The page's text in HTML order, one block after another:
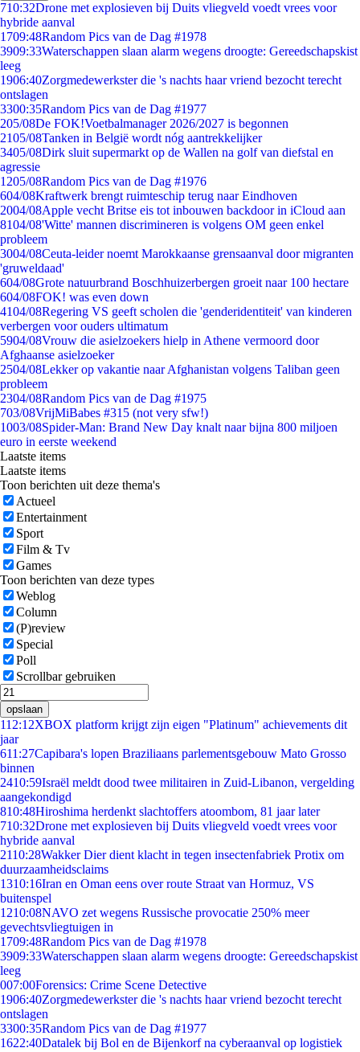
710:32Drone met explosieven bij Duits vliegveld voedt vrees voor
hybride aanval
1709:48Random Pics van de Dag #1978
3909:33Waterschappen slaan alarm wegens droogte: Gereedschapskist
leeg
1906:40Zorgmedewerkster die 's nachts haar vriend bezocht terecht
ontslagen
3300:35Random Pics van de Dag #1977
205/08De FOK!Voetbalmanager 2026/2027 is begonnen
2105/08Tanken in België wordt nóg aantrekkelijker
3405/08Dirk sluit supermarkt op de Wallen na golf van diefstal en
agressie
1205/08Random Pics van de Dag #1976
604/08Kraftwerk brengt ruimteschip terug naar Eindhoven
2004/08Apple vecht Britse eis tot inbouwen backdoor in iCloud aan
8104/08'Witte' mannen discrimineren is volgens OM geen enkel
probleem
3004/08Ceuta-leider noemt Marokkaanse grensaanval door migranten
'gruweldaad'
604/08Grote natuurbrand Boschhuizerbergen groeit naar 100 hectare
604/08FOK! was even down
4104/08Regering VS geeft scholen die 'genderidentiteit' van kinderen
verbergen voor ouders ultimatum
5904/08Vrouw die asielzoekers hielp in Athene vermoord door
Afghaanse asielzoeker
2504/08Lekker op vakantie naar Afghanistan volgens Taliban geen
probleem
2304/08Random Pics van de Dag #1975
703/08VrijMiBabes #315 (not very sfw!)
1003/08Spider-Man: Brand New Day knalt naar bijna 800 miljoen
euro in eerste weekend
Laatste items
Laatste items
Toon berichten uit deze thema's
Actueel
Entertainment
Sport
Film & Tv
Games
Toon berichten van deze types
Weblog
Column
(P)review
Special
Poll
Scrollbar gebruiken
opslaan
112:12XBOX platform krijgt zijn eigen "Platinum" achievements dit
jaar
611:27Capibara's lopen Braziliaans parlementsgebouw Mato Grosso
binnen
2410:59Israël meldt dood twee militairen in Zuid-Libanon, vergelding
aangekondigd
810:48Hiroshima herdenkt slachtoffers atoombom, 81 jaar later
710:32Drone met explosieven bij Duits vliegveld voedt vrees voor
hybride aanval
2110:28Wakker Dier dient klacht in tegen insectenfabriek Protix om
duurzaamheidsclaims
1310:16Iran en Oman eens over route Straat van Hormuz, VS
buitenspel
1210:08NAVO zet wegens Russische provocatie 250% meer
gevechtsvliegtuigen in
1709:48Random Pics van de Dag #1978
3909:33Waterschappen slaan alarm wegens droogte: Gereedschapskist
leeg
007:00Forensics: Crime Scene Detective
1906:40Zorgmedewerkster die 's nachts haar vriend bezocht terecht
ontslagen
3300:35Random Pics van de Dag #1977
1622:40Datalek bij Bol en de Bijenkorf na cyberaanval op logistiek